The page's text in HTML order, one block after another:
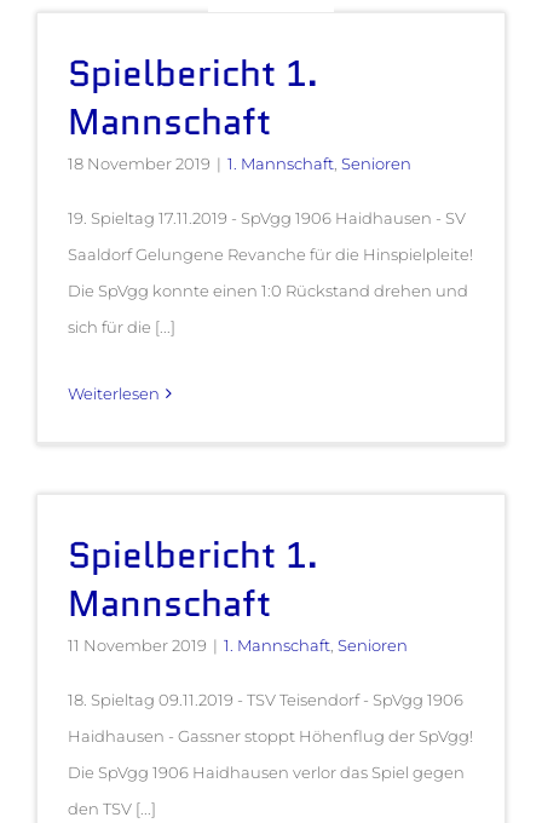
Spielbericht 1.
Mannschaft
18 November 2019 | 1. Mannschaft, Senioren
19. Spieltag 17.11.2019 - SpVgg 1906 Haidhausen - SV
Saaldorf Gelungene Revanche für die Hinspielpleite!
Die SpVgg konnte einen 1:0 Rückstand drehen und
sich für die [...]
Weiterlesen
Spielbericht 1.
Mannschaft
11 November 2019 | 1. Mannschaft, Senioren
18. Spieltag 09.11.2019 - TSV Teisendorf - SpVgg 1906
Haidhausen - Gassner stoppt Höhenflug der SpVgg!
Die SpVgg 1906 Haidhausen verlor das Spiel gegen
den TSV [...]